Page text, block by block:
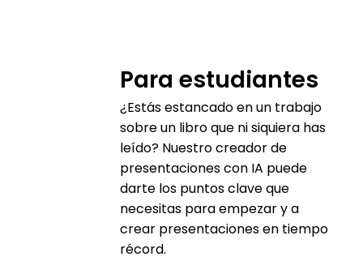
Para estudiantes
¿Estás estancado en un trabajo
sobre un libro que ni siquiera has
leído? Nuestro creador de
presentaciones con IA puede
darte los puntos clave que
necesitas para empezar y a
crear presentaciones en tiempo
récord.